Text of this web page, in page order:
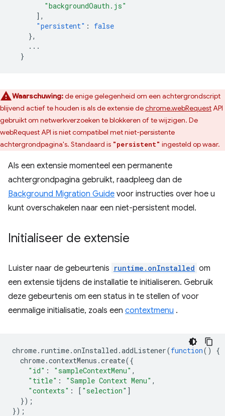
"backgroundOauth.js"
],
"persistent" :
false
},
...
}
Waarschuwing:de enige gelegenheid om een ​​achtergrondscript
blijvend actief te houden is als de extensie dechrome.webRequestAPI
gebruikt om netwerkverzoeken te blokkeren of te wijzigen. De
webRequest API is niet compatibel met niet-persistente
achtergrondpagina's. Standaard is "persistent" ingesteld op waar.
Als een extensie momenteel een permanente
achtergrondpagina gebruikt, raadpleeg dan de
Background Migration Guide voor instructies over hoe u
kunt overschakelen naar een niet-persistent model.
Initialiseer de extensie
Luister naar de gebeurtenis runtime.onInstalled om
een ​​extensie tijdens de installatie te initialiseren. Gebruik
deze gebeurtenis om een ​​status in te stellen of voor
eenmalige initialisatie, zoals een contextmenu .
chrome. runtime.onInstalled .addListener(function()
{
chrome.contextMenus .create({
"id" : "sampleContextMenu" ,
"title" : "Sample Context Menu" ,
"contexts" : [ "selection" ]
});
});